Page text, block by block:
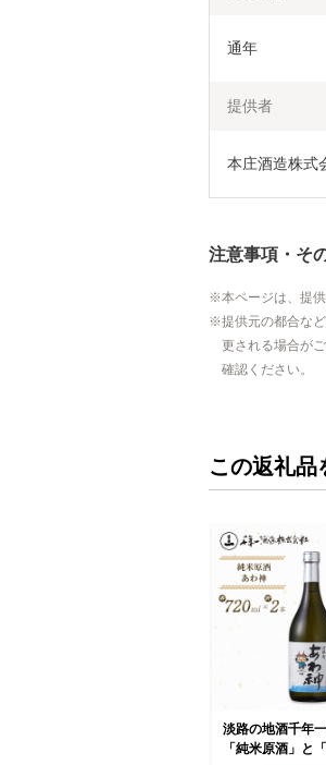
通年
提供者
本庄酒造株式
注意事項・そ
本ページは、提
提供元の都合な
更される場合が
確認ください。
この返礼品
淡路の地酒千年
「純米原酒」と